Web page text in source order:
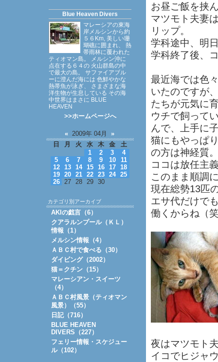
お昼ご飯を挟
マツモト夫妻
リップ。
学科途中、明
学科終了後、
最近海では色
いたのですが
たちが元気に
ウチで飼って
んで、上手に
猫にもやっぱ
の方は神経質
ココは放任主
このまま順調
現在総勢13匹
エサ代だけで
働くからね（
夜はマツモト
イコでヒジャ
Blue Heaven Divers
マレーシアの東海
岸メルシンから約
５６Km, 美しい珊
瑚礁に囲まれ、 熱
帯雨林に覆われた
ティオマン島。 メルシン沖に
点在する６４の 火山群島の中
で最大の島。 サファイアブル
ーに澄んだ海には 色鮮やかな
熱帯魚が泳ぎ、 さまざまな海
洋生物が生息している その海
中世界はまさに BLUE
HEAVEN
>>ホームページへ
« 2009年 04月 »
日
月 火 水 木 金
土
1
2 3
4
5
6 7 8 9 10
11
12
13 14 15 16 17
18
19
20 21 22 23 24
25
26
27 28 29 30
カテゴリ別アーカイブ
AKIの戯言（6）
クアラルンプール（ＫＬ）
情報（1）
メルシン情報（4）
ＡＢＣ村で食べる（30）
ダイビング（2002）
猫＝クチン（15）
マレーシアン・スイーツ
（4）
ＡＢＣ村風景（ティオマン
風景）（55）
日記（716）
BLUE HEAVEN
DIVERS（227）
フェリー情報・スケジュー
ル（102）